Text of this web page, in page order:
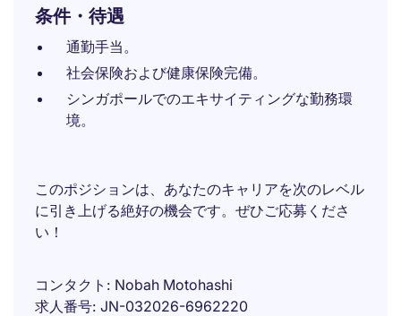
条件・待遇
通勤手当。
社会保険および健康保険完備。
シンガポールでのエキサイティングな勤務環
境。
このポジションは、あなたのキャリアを次のレベル
に引き上げる絶好の機会です。ぜひご応募くださ
い！
コンタクト
Nobah Motohashi
求人番号 JN-032026-6962220